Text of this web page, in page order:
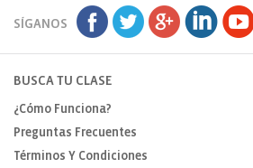
SÍGANOS
BUSCA TU CLASE
¿Cómo Funciona?
Preguntas Frecuentes
Términos Y Condiciones